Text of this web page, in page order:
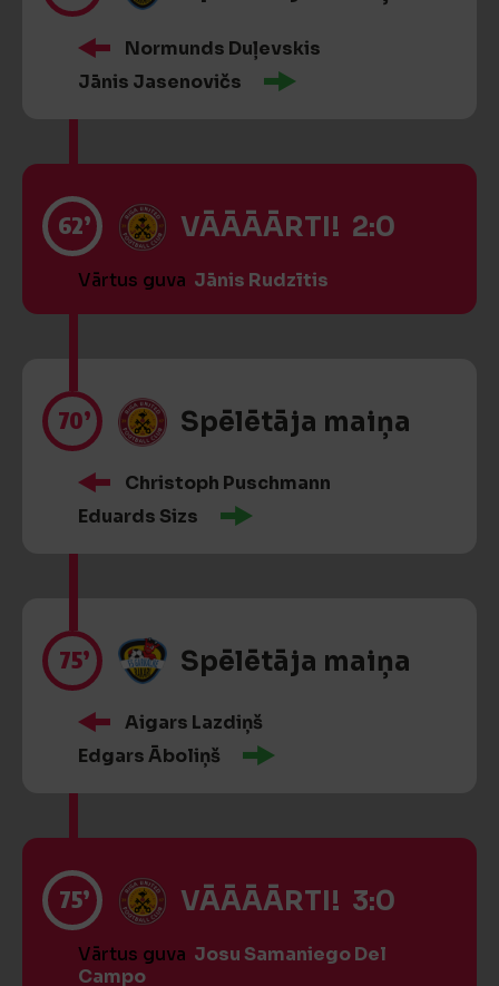
Normunds Duļevskis
Jānis Jasenovičs
62’ VĀĀĀĀRTI! 2:0
Vārtus guva Jānis Rudzītis
70’ Spēlētāja maiņa
Christoph Puschmann
Eduards Sizs
75’ Spēlētāja maiņa
Aigars Lazdiņš
Edgars Āboliņš
75’ VĀĀĀĀRTI! 3:0
Vārtus guva Josu Samaniego Del
Campo